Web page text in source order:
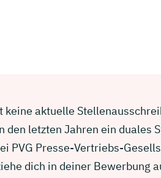
aktuelle
letzten Jahren ein duales
PVG Presse-Vertriebs-
dich in deiner Bewerbung